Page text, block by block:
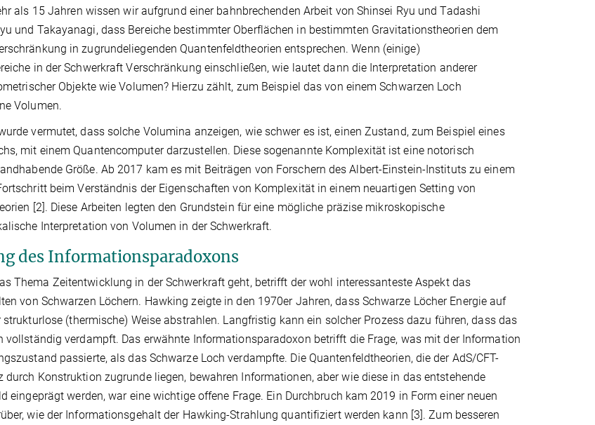
als 15 Jahren wissen wir aufgrund einer bahnbrechenden Arbeit von Shinsei Ryu und Tadashi
und Takayanagi, dass Bereiche bestimmter Oberflächen in bestimmten Gravitationstheorien dem
in zugrundeliegenden Quantenfeldtheorien entsprechen. Wenn (einige)
in der Schwerkraft Verschränkung einschließen, wie lautet dann die Interpretation anderer
Objekte wie Volumen? Hierzu zählt, zum Beispiel das von einem Schwarzen Loch
Volumen.
vermutet, dass solche Volumina anzeigen, wie schwer es ist, einen Zustand, zum Beispiel eines
mit einem Quantencomputer darzustellen. Diese sogenannte Komplexität ist eine notorisch
Größe. Ab 2017 kam es mit Beiträgen von Forschern des Albert-Einstein-Instituts zu einem
beim Verständnis der Eigenschaften von Komplexität in einem neuartigen Setting von
[2]. Diese Arbeiten legten den Grundstein für eine mögliche präzise mikroskopische
Interpretation von Volumen in der Schwerkraft.
des Informationsparadoxons
Thema Zeitentwicklung in der Schwerkraft geht, betrifft der wohl interessanteste Aspekt das
von Schwarzen Löchern. Hawking zeigte in den 1970er Jahren, dass Schwarze Löcher Energie auf
strukturlose (thermische) Weise abstrahlen. Langfristig kann ein solcher Prozess dazu führen, dass das
vollständig verdampft. Das erwähnte Informationsparadoxon betrifft die Frage, was mit der Information
passierte, als das Schwarze Loch verdampfte. Die Quantenfeldtheorien, die der AdS/CFT-
durch Konstruktion zugrunde liegen, bewahren Informationen, aber wie diese in das entstehende
eingeprägt werden, war eine wichtige offene Frage. Ein Durchbruch kam 2019 in Form einer neuen
wie der Informationsgehalt der Hawking-Strahlung quantifiziert werden kann [3]. Zum besseren